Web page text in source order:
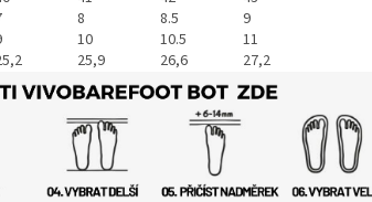
8 8.5
9
10 10.5
11
25,9 26,6 27,2